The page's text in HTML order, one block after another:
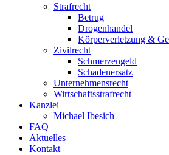
Strafrecht
Betrug
Drogenhandel
Körperverletzung &
Zivilrecht
Schmerzengeld
Schadenersatz
Unternehmensrecht
Wirtschaftsstrafrecht
Kanzlei
Michael Ibesich
FAQ
Aktuelles
Kontakt